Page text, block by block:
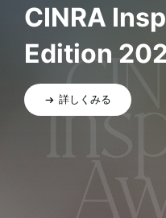
CINRA
Edition
詳しくみる